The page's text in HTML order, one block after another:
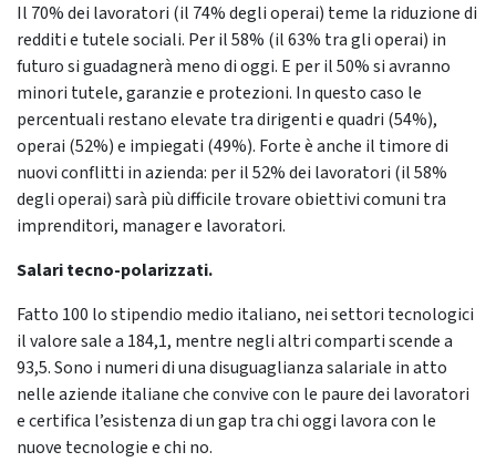
Il 70% dei lavoratori (il 74% degli operai) teme la riduzione di
redditi e tutele sociali. Per il 58% (il 63% tra gli operai) in
futuro si guadagnerà meno di oggi. E per il 50% si avranno
minori tutele, garanzie e protezioni. In questo caso le
percentuali restano elevate tra dirigenti e quadri (54%),
operai (52%) e impiegati (49%). Forte è anche il timore di
nuovi conflitti in azienda: per il 52% dei lavoratori (il 58%
degli operai) sarà più difficile trovare obiettivi comuni tra
imprenditori, manager e lavoratori.
Salari tecno-polarizzati.
Fatto 100 lo stipendio medio italiano, nei settori tecnologici
il valore sale a 184,1, mentre negli altri comparti scende a
93,5. Sono i numeri di una disuguaglianza salariale in atto
nelle aziende italiane che convive con le paure dei lavoratori
e certifica l’esistenza di un gap tra chi oggi lavora con le
nuove tecnologie e chi no.